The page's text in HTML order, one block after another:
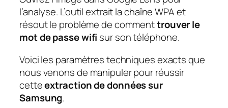
l’analyse. L’outil extrait la chaîne WPA et
résout le problème de commenttrouver le
mot de passe wifi sur son téléphone.
Voici les paramètres techniques exacts que
nous venons de manipuler pour réussir
cetteextraction de données sur
Samsung.